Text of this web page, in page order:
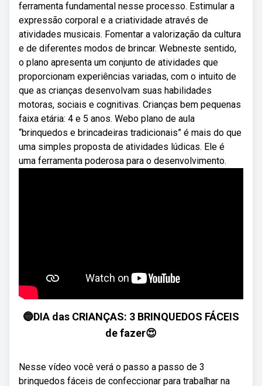
ferramenta fundamental nesse processo. Estimular a
expressão corporal e a criatividade através de
atividades musicais. Fomentar a valorização da cultura
e de diferentes modos de brincar. Webneste sentido,
o plano apresenta um conjunto de atividades que
proporcionam experiências variadas, com o intuito de
que as crianças desenvolvam suas habilidades
motoras, sociais e cognitivas. Crianças bem pequenas
faixa etária: 4 e 5 anos. Webo plano de aula
“brinquedos e brincadeiras tradicionais” é mais do que
uma simples proposta de atividades lúdicas. Ele é
uma ferramenta poderosa para o desenvolvimento.
🔵DIA das CRIANÇAS: 3 BRINQUEDOS FÁCEIS
de fazer😍
Nesse vídeo você verá o passo a passo de 3
brinquedos fáceis de confeccionar para trabalhar na